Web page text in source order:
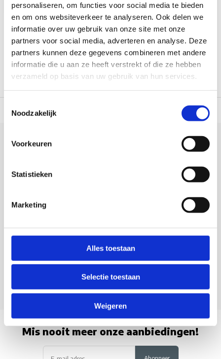
personaliseren, om functies voor social media te bieden
en om ons websiteverkeer te analyseren. Ook delen we
informatie over uw gebruik van onze site met onze
partners voor social media, adverteren en analyse. Deze
partners kunnen deze gegevens combineren met andere
informatie die u aan ze heeft verstrekt of die ze hebben
verzameld op basis van uw gebruik van hun services.
Noodzakelijk
Voorkeuren
Statistieken
Marketing
Alles toestaan
Selectie toestaan
Weigeren
1
verzonden(werkdagen, normale pakketten naar NL/BE/DE) World
Usefull links
Informatie
Contactgegevens
Mis nooit meer onze aanbiedingen!